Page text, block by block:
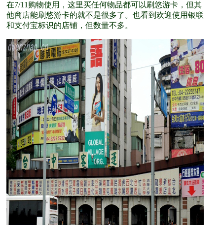
在7/11购物使用，这里买任何物品都可以刷悠游卡，但其
他商店能刷悠游卡的就不是很多了。也看到欢迎使用银联
和支付宝标识的店铺，但数量不多。